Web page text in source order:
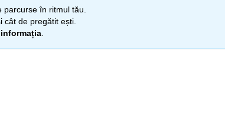
parcurse în ritmul tău.
cât de pregătit ești.